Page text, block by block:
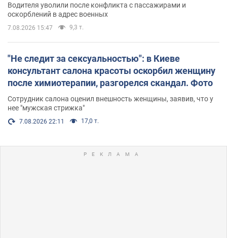
Водителя уволили после конфликта с пассажирами и
оскорблений в адрес военных
7.08.2026 15:47 9,3 т.
"Не следит за сексуальностью": в Киеве
консультант салона красоты оскорбил женщину
после химиотерапии, разгорелся скандал. Фото
Сотрудник салона оценил внешность женщины, заявив, что у
нее "мужская стрижка"
7.08.2026 22:11 17,0 т.